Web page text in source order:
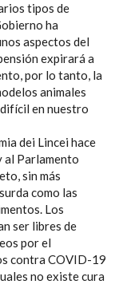
tipos de
ha
aspectos del
expirará a
por lo tanto, la
animales
en nuestro
dei Lincei hace
al Parlamento
sin más
como las
Los
ser libres de
por el
contra COVID-19
no existe cura